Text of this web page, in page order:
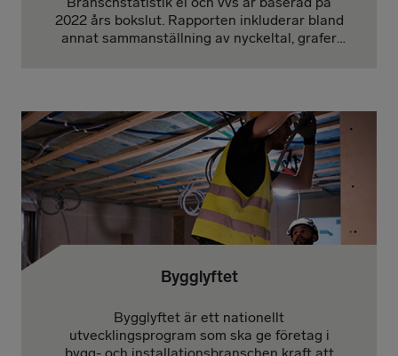
2022 års bokslut. Rapporten inkluderar bland
annat sammanställning av nyckeltal, grafer
Bygglyftet
Bygglyftet är ett nationellt
utvecklingsprogram som ska ge företag i